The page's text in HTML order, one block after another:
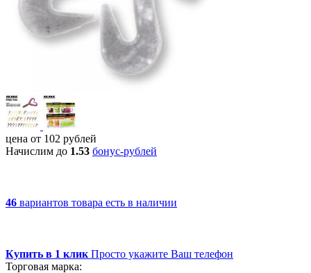
цена от 102 рублей
Начислим до 1.53 бонус-рублей
46 вариантов товара есть в наличии
Купить в 1 клик Просто укажите Ваш телефон
Торговая марка: